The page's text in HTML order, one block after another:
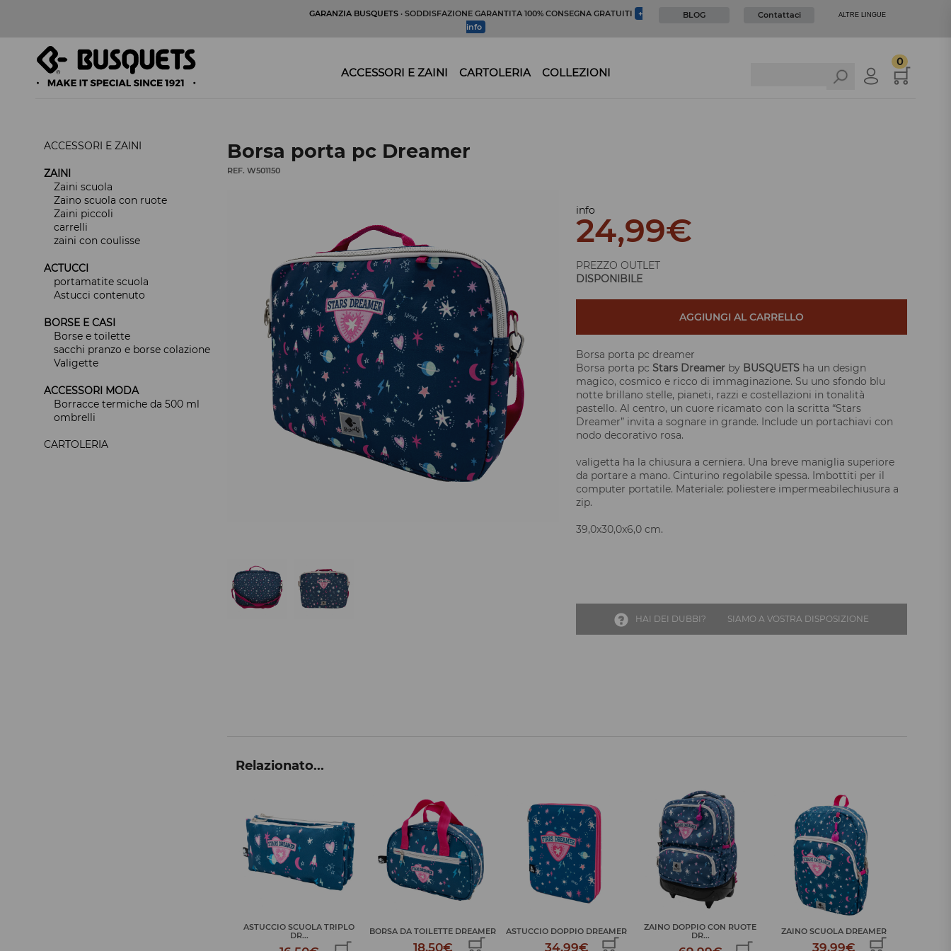
GARANZIA BUSQUETS· SODDISFAZIONE GARANTITA 100% CONSEGNA GRATUITI
+
info
BLOG Contattaci ALTRE LINGUE
ACCESSORI E ZAINI CARTOLERIA COLLEZIONI
0
ACCESSORI E ZAINI
ZAINI
Zaini scuola
Zaino scuola con ruote
Zaini piccoli
carrelli
zaini con coulisse
ACTUCCI
portamatite scuola
Astucci contenuto
BORSE E CASI
Borse e toilette
sacchi pranzo e borse colazione
Valigette
ACCESSORI MODA
Borracce termiche da 500 ml
ombrelli
CARTOLERIA
Borsa porta pc Dreamer
REF. W501150
info
24,99€
PREZZO OUTLET
DISPONIBILE
AGGIUNGI AL CARRELLO
Borsa porta pc dreamer
Borsa porta pc Stars Dreamerby BUSQUETSha un design
magico, cosmico e ricco di immaginazione. Su uno sfondo blu
notte brillano stelle, pianeti, razzi e costellazioni in tonalità
pastello. Al centro, un cuore ricamato con la scritta “Stars
Dreamer” invita a sognare in grande. Include un portachiavi con
nodo decorativo rosa.
valigetta ha la chiusura a cerniera. Una breve maniglia superiore
da portare a mano. Cinturino regolabile spessa. Imbottiti per il
computer portatile. Materiale: poliestere impermeabilechiusura a
zip.
39,0x30,0x6,0 cm.
HAI DEI DUBBI? SIAMO A VOSTRA DISPOSIZIONE
Relazionato...
BORSA DA TOILETTE DREAMER
18,50€
ASTUCCIO DOPPIO DREAMER
34,99€
ZAINO DOPPIO CON RUOTE
DR...
ZAINO SCUOLA DREAMER
39,99€
SACO PRANZO DREAMER
24,99€